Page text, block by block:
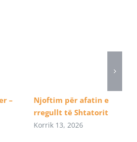
–
Njoftim për afatin e
rregullt të Shtatorit
Korrik 13, 2026